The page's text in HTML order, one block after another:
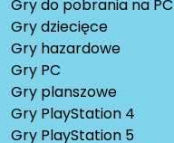
Gry do pobrania na PC
Gry dziecięce
Gry hazardowe
Gry PC
Gry planszowe
Gry PlayStation 4
Gry PlayStation 5